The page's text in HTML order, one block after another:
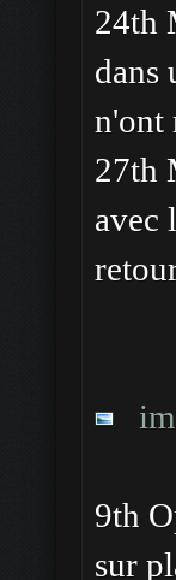
24th
dans
n'ont
27th
avec
9th
sur